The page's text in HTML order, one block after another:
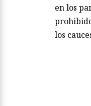
en los
los